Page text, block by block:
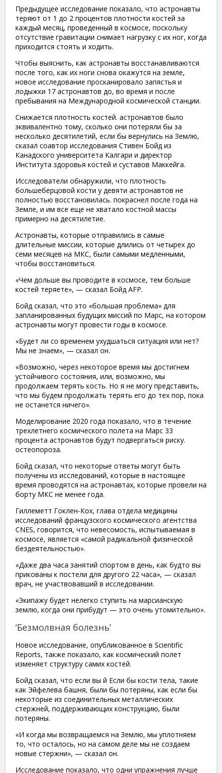
Предыдущее исследование показало, что астронавты
теряют от 1 до 2 процентов плотности костей за
каждый месяц, проведенный в космосе, поскольку
отсутствие гравитации снимает нагрузку с их ног, когда
приходится стоять и ходить.
Чтобы выяснить, как астронавты восстанавливаются
после того, как их ноги снова окажутся на земле,
новое исследование просканировало запястья и
лодыжки 17 астронавтов до, во время и после
пребывания на Международной космической станции.
Снижается плотность костей. астронавтов было
эквивалентно тому, сколько они потеряли бы за
несколько десятилетий, если бы вернулись на Землю,
сказал соавтор исследования Стивен Бойд из
Канадского университета Калгари и директор
Института здоровья костей и суставов Маккейга.
Исследователи обнаружили, что плотность
большеберцовой кости у девяти астронавтов не
полностью восстановилась. покраснел после года на
Земле, и им все еще не хватало костной массы
примерно на десятилетие.
Астронавты, которые отправились в самые
длительные миссии, которые длились от четырех до
семи месяцев на МКС, были самыми медленными,
чтобы восстановиться.
«Чем дольше вы проводите в космосе, тем больше
костей теряете», — сказал Бойд AFP.
Бойд сказал, что это «большая проблема» для
запланированных будущих миссий по Марс, на котором
астронавты могут провести годы в космосе.
«Будет ли со временем ухудшаться ситуация или нет?
Мы не знаем», — сказал он.
«Возможно, через некоторое время мы достигнем
устойчивого состояния, или, возможно, мы
продолжаем терять кость. Но я не могу представить,
что мы будем продолжать терять его до тех пор, пока
не останется ничего».
Моделирование 2020 года показало, что в течение
трехлетнего космического полета на Марс 33
процента астронавтов будут подвергаться риску.
остеопороза.
Бойд сказал, что некоторые ответы могут быть
получены из исследований, которые в настоящее
время проводятся на астронавтах, которые провели на
борту МКС не менее года.
Гиллеметт Гоклен-Кох, глава отдела медицины
исследований французского космического агентства
CNES, говорится, что невесомость, испытываемая в
космосе, является «самой радикальной физической
бездеятельностью».
«Даже два часа занятий спортом в день, как будто вы
прикованы к постели для другого 22 часа», — сказал
врач, не участвовавший в исследовании.
«Экипажу будет нелегко ступить на марсианскую
землю, когда они прибудут — это очень утомительно».
‘Безмолвная болезнь’
Новое исследование, опубликованное в Scientific
Reports, также показало, как космический полет
изменяет структуру самих костей.
Бойд сказал, что если вы й Если бы кости тела, такие
как Эйфелева башня, были бы потеряны, как если бы
некоторые из соединительных металлических
стержней, поддерживающих конструкцию, были
потеряны.
«И когда мы возвращаемся на Землю, мы уплотняем
то, что осталось, но на самом деле мы не создаем
новые стержни», — сказал он.
Исследование показало, что одни упражнения лучше